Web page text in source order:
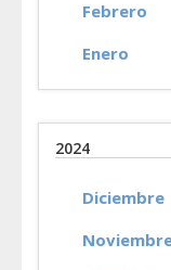
Febrero
Enero
2024
Diciembre